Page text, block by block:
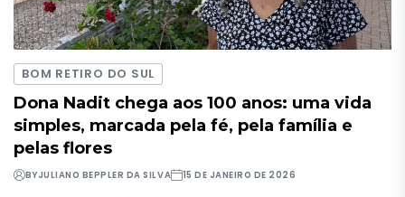
BOM RETIRO DO SUL
Dona Nadit chega aos 100 anos: uma vida
simples, marcada pela fé, pela família e
pelas flores
BYJULIANO BEPPLER DA SILVA 15 DE JANEIRO DE 2026